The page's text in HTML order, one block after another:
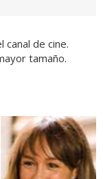
canal de cine.
tamaño.